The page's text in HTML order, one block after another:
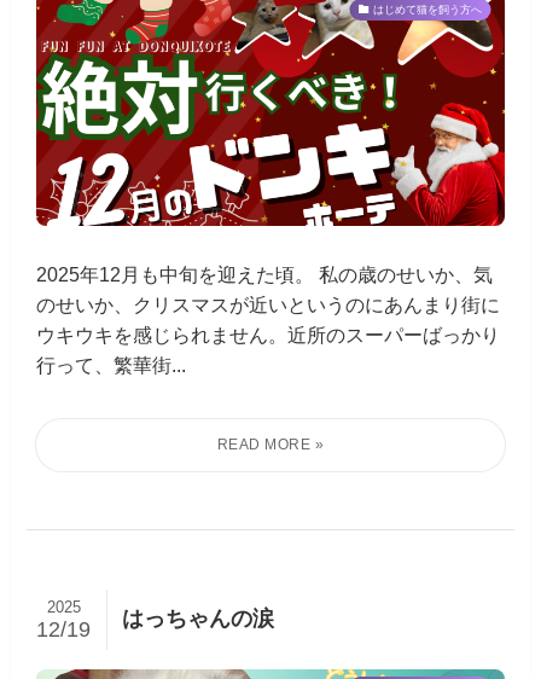
はじめて猫を飼う方へ
2025年12月も中旬を迎えた頃。 私の歳のせいか、気
のせいか、クリスマスが近いというのにあんまり街に
ウキウキを感じられません。近所のスーパーばっかり
行って、繁華街...
はっちゃんの涙
2025
12/19